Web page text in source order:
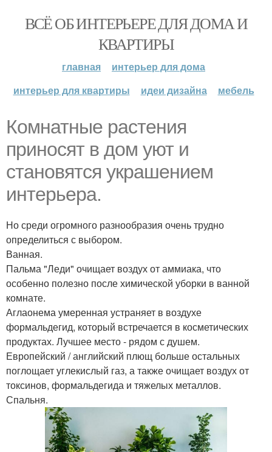
ВСЁ ОБ ИНТЕРЬЕРЕ ДЛЯ ДОМА И
КВАРТИРЫ
главная
интерьер для дома
интерьер для квартиры
идеи дизайна мебель
Комнатные растения
приносят в дом уют и
становятся украшением
интерьера.
Но среди огромного разнообразия очень трудно
определиться с выбором.
Ванная.
Пальма "Леди" очищает воздух от аммиака, что
особенно полезно после химической уборки в ванной
комнате.
Аглаонема умеренная устраняет в воздухе
формальдегид, который встречается в косметических
продуктах. Лучшее место - рядом с душем.
Европейский / английский плющ больше остальных
поглощает углекислый газ, а также очищает воздух от
токсинов, формальдегида и тяжелых металлов.
Спальня.